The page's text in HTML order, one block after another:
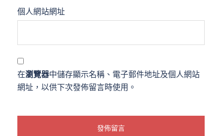
個人網站網址
在瀏覽器中儲存顯示名稱、電子郵件地址及個人網站
網址，以供下次發佈留言時使用。